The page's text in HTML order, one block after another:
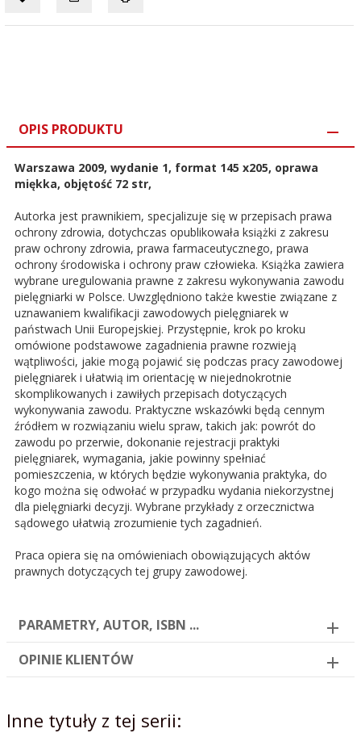
OPIS PRODUKTU
Warszawa 2009, wydanie 1, format 145 x205, oprawa
miękka, objętość 72 str,
Autorka jest prawnikiem, specjalizuje się w przepisach prawa
ochrony zdrowia, dotychczas opublikowała książki z zakresu
praw ochrony zdrowia, prawa farmaceutycznego, prawa
ochrony środowiska i ochrony praw człowieka. Książka zawiera
wybrane uregulowania prawne z zakresu wykonywania zawodu
pielęgniarki w Polsce. Uwzględniono także kwestie związane z
uznawaniem kwalifikacji zawodowych pielęgniarek w
państwach Unii Europejskiej. Przystępnie, krok po kroku
omówione podstawowe zagadnienia prawne rozwieją
wątpliwości, jakie mogą pojawić się podczas pracy zawodowej
pielęgniarek i ułatwią im orientację w niejednokrotnie
skomplikowanych i zawiłych przepisach dotyczących
wykonywania zawodu. Praktyczne wskazówki będą cennym
źródłem w rozwiązaniu wielu spraw, takich jak: powrót do
zawodu po przerwie, dokonanie rejestracji praktyki
pielęgniarek, wymagania, jakie powinny spełniać
pomieszczenia, w których będzie wykonywania praktyka, do
kogo można się odwołać w przypadku wydania niekorzystnej
dla pielęgniarki decyzji. Wybrane przykłady z orzecznictwa
sądowego ułatwią zrozumienie tych zagadnień.
Praca opiera się na omówieniach obowiązujących aktów
prawnych dotyczących tej grupy zawodowej.
PARAMETRY, AUTOR, ISBN ...
OPINIE KLIENTÓW
Inne tytuły z tej serii: